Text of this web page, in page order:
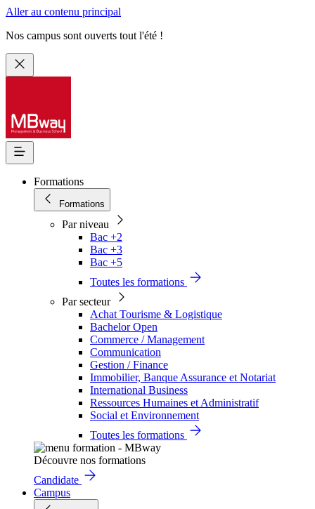
Aller au contenu principal
Nos campus sont ouverts tout l'été !
Formations
Formations
Par niveau
Bac +2
Bac +3
Bac +5
Toutes les formations
Par secteur
Achat Tourisme & Logistique
Bachelor Open
Commerce / Management
Communication
Gestion / Finance
Immobilier, Banque Assurance et Notariat
International Business
Ressources Humaines et Administratif
Social et Environnement
Toutes les formations
Découvre nos formations
Candidate
Campus